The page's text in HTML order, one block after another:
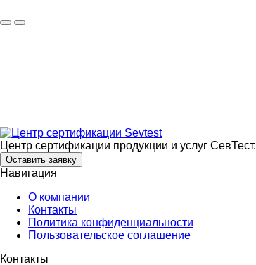
Центр сертификации продукции и услуг СевТест.
Оставить заявку
Навигация
О компании
Контакты
Политика конфиденциальности
Пользовательское соглашение
Контакты